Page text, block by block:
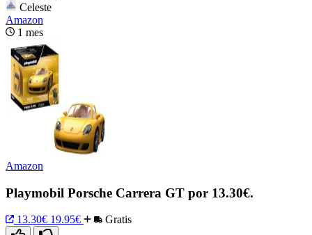
Celeste
Amazon
1 mes
Amazon
Playmobil Porsche Carrera GT por 13.30€.
13.30€ 19.95€ Gratis